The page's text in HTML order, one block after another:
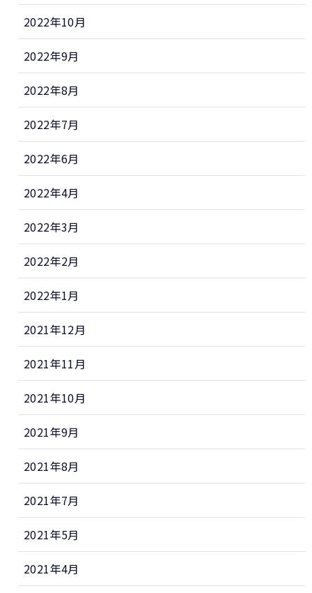
2022年10月
2022年9月
2022年8月
2022年7月
2022年6月
2022年4月
2022年3月
2022年2月
2022年1月
2021年12月
2021年11月
2021年10月
2021年9月
2021年8月
2021年7月
2021年5月
2021年4月